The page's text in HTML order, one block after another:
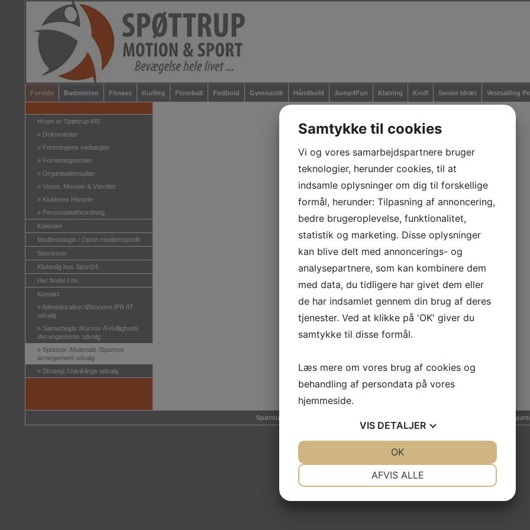
Forside Badminton Fitness Kurling Floorball Fodbold Gymnastik Håndbold Jump4Fun Klatring Krolf Senior Idræt Vestsalling
Hvem er Spøttrup MS
» Dokumenter
» Foreningens vedtægter
» Forretningsorden
» Organisationsplan
» Vision, Mission & Værdier
» Klubbens Historie
» Persondataforordning
Kalender
Medlemslogin / Opret medlemsprofil
Sponsorer
Klubsalg hos Sport24
Her finder I os
Kontakt
»Administration /Økonomi /PR /IT
udvalg
» Samarbejds /Kursus /Frivilligheds
/Arrangements udvalg
» Sponsor /Materiale /Sponsor
arrangement udvalg
» Strategi /Udviklings udvalg
Spøttrup Motion & Sport | Stadion Alle' 3, Balling | Nørremarken 1, Rødding | 7860
Samtykke til cookies
Vi og vores samarbejdspartnere bruger
teknologier, herunder cookies, til at
indsamle oplysninger om dig til forskellige
formål, herunder: Tilpasning af annoncering,
bedre brugeroplevelse, funktionalitet,
statistik og marketing. Disse oplysninger
kan blive delt med annoncerings- og
analysepartnere, som kan kombinere dem
med data, du tidligere har givet dem eller
de har indsamlet gennem din brug af deres
tjenester. Ved at klikke på 'OK' giver du
samtykke til disse formål.
Læs mere om vores brug af cookies og
behandling af persondata på vores
hjemmeside.
VIS DETALJER
AFVIS ALLE
OK